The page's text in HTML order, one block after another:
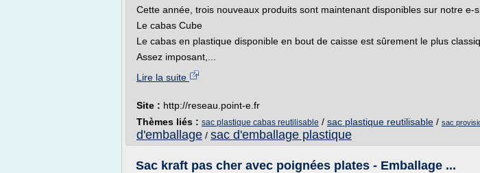
Cette année, trois nouveaux produits sont maintenant disponibles sur notre e-
Le cabas Cube
Le cabas en plastique disponible en bout de caisse est sûrement le plus
Assez imposant,...
Lire la suite
Site : http://reseau.point-e.fr
Thèmes liés : sac plastique cabas reutilisable / sac plastique reutilisable / sac
d'emballage / sac d'emballage plastique
Sac kraft pas cher avec poignées plates - Emballage ...